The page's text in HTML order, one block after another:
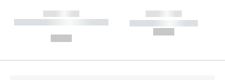
------------
----------- ----------- --------
------------
----------- -----------